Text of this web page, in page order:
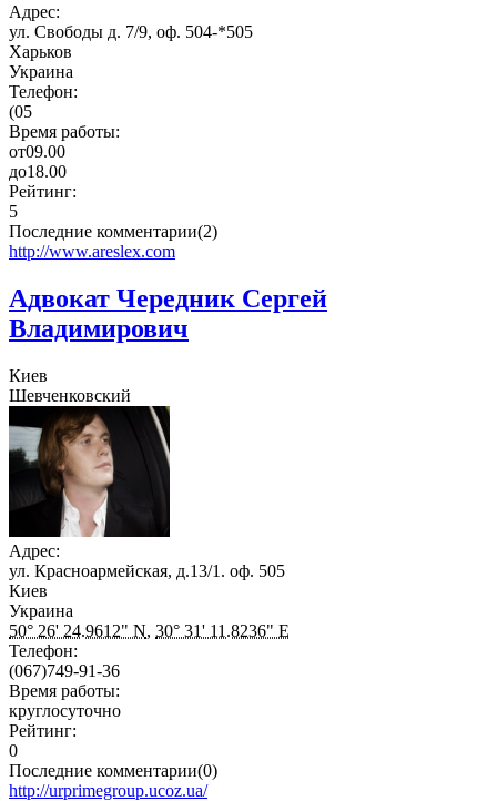
Адрес:
ул. Свободы д. 7/9, оф. 504-*505
Харьков
Украина
Телефон:
(05
Время работы:
от09.00
до18.00
Рейтинг:
5
Последние комментарии(2)
http://www.areslex.com
Адвокат Чередник Сергей
Владимирович
Киев
Шевченковский
Адрес:
ул. Красноармейская, д.13/1. оф. 505
Киев
Украина
50° 26' 24.9612" N, 30° 31' 11.8236" E
Телефон:
(067)749-91-36
Время работы:
круглосуточно
Рейтинг:
0
Последние комментарии(0)
http://urprimegroup.ucoz.ua/